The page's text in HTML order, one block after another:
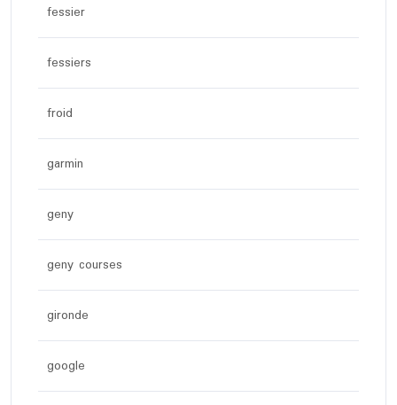
fessier
fessiers
froid
garmin
geny
geny courses
gironde
google